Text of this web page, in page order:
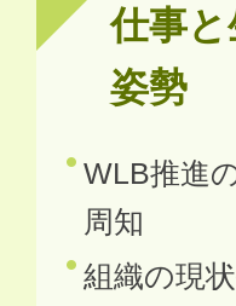
仕事
姿勢
WLB推進
周知
組織の現